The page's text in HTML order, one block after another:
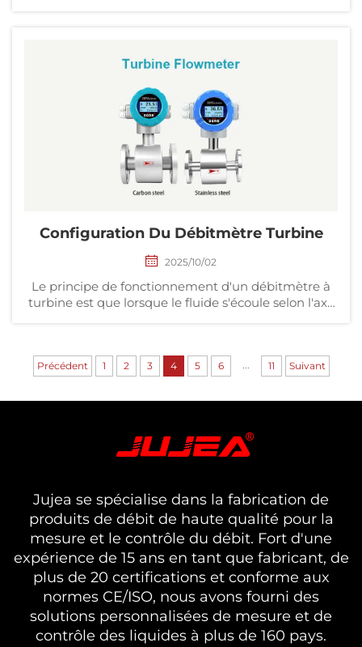
elle un écoulement pulsatoire ? (1) Généralement
parlant, i...
Configuration Du Débitmètre Turbine
2025/10/02
Le principe de fonctionnement d'un débitmètre à
turbine est que lorsque le fluide s'écoule selon l'axe
masse volumique du fluide ρ s'exerce sur les pales, ...
Précédent 1 2 3 4 5 6 11 Suivant
Jujea se spécialise dans la fabrication de
produits de débit de haute qualité pour la
mesure et le contrôle du débit. Fort d'une
expérience de 15 ans en tant que fabricant, de
plus de 20 certifications et conforme aux
normes CE/ISO, nous avons fourni des
solutions personnalisées de mesure et de
contrôle des liquides à plus de 160 pays.